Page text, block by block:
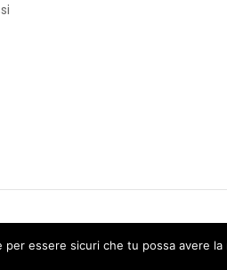
Mr-Cartridge. Tutti i diritti
per essere sicuri che tu possa avere